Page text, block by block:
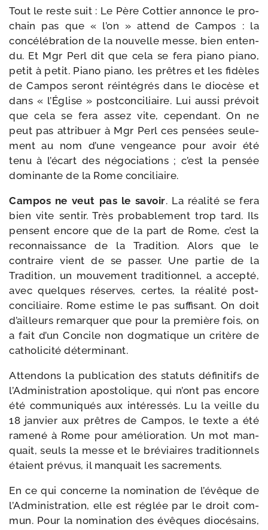
Tout le reste suit : Le Père Cottier annonce le pro­
chain pas que « l’on » attend de Campos : la
concé­lé­bra­tion de la nou­velle messe, bien enten­
du. Et Mgr Perl dit que cela se fera pia­no pia­no,
petit à petit. Piano pia­no, les prêtres et les fidèles
de Campos seront réin­té­grés dans le dio­cèse et
dans « l’Église » post­con­ci­liaire. Lui aus­si pré­voit
que cela se fera assez vite, cepen­dant. On ne
peut pas attri­buer à Mgr Perl ces pen­sées seule­
ment au nom d’une ven­geance pour avoir été
tenu à l’écart des négo­cia­tions ; c’est la pen­sée
domi­nante de la Rome conciliaire.
Campos ne veut pas le savoir. La réa­li­té se fera
bien vite sen­tir. Très pro­ba­ble­ment trop tard. Ils
pensent encore que de la part de Rome, c’est la
recon­nais­sance de la Tradition. Alors que le
contraire vient de se pas­ser. Une par­tie de la
Tradition, un mou­ve­ment tra­di­tion­nel, a accep­té,
avec quelques réserves, certes, la réa­li­té post-​
conciliaire. Rome estime le pas suf­fi­sant. On doit
d’ailleurs remar­quer que pour la pre­mière fois, on
a fait d’un Concile non dog­ma­tique un cri­tère de
catho­li­ci­té déterminant.
Attendons la publi­ca­tion des sta­tuts défi­ni­tifs de
l’Administration apos­to­lique, qui n’ont pas encore
été com­mu­ni­qués aux inté­res­sés. Lu la veille du
18 jan­vier aux prêtres de Campos, le texte a été
rame­né à Rome pour amé­lio­ra­tion. Un mot man­
quait, seuls la messe et le bré­viaires tra­di­tion­nels
étaient pré­vus, il man­quait les sacrements.
En ce qui concerne la nomi­na­tion de l’évêque de
l’Administration, elle est réglée par le droit com­
mun. Pour la nomi­na­tion des évêques dio­cé­sains,